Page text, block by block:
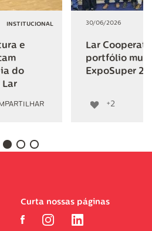
INSTITUCIONAL
e
do
Lar
30/06/2026
Lar
portfólio
ExpoSuper
+2
Curta nossas páginas